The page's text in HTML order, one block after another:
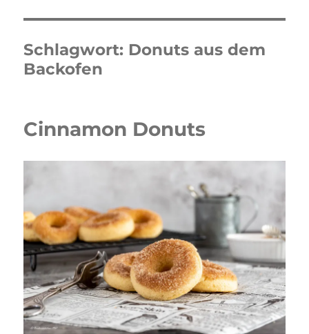
Schlagwort: Donuts aus dem
Backofen
Cinnamon Donuts